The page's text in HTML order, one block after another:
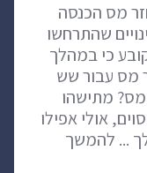
מס הכנסה
שהתרחשו
כי במהלך
מס עבור שש
מתישהו
אולי אפילו
... להמשך